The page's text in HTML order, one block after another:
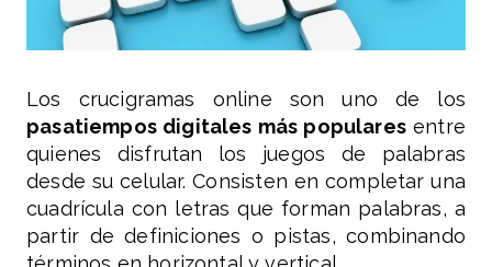
Los crucigramas online son uno de los
pasatiempos digitales más populares entre
quienes disfrutan los juegos de palabras
desde su celular. Consisten en completar una
cuadrícula con letras que forman palabras, a
partir de definiciones o pistas, combinando